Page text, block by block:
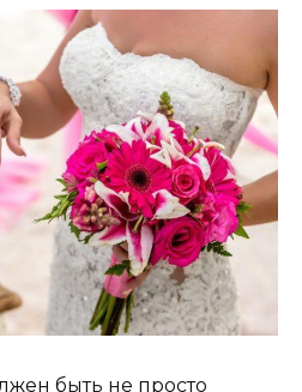
быть не просто